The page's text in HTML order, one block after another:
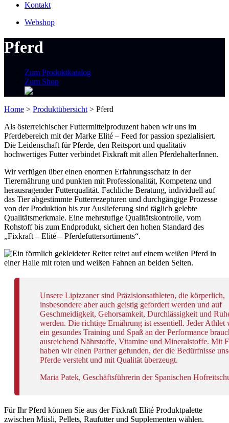
Kontakt
Webshop
Pferd
Zum Produktkatalog
Zum Shop
Home > Produktübersicht > Pferd
Als österreichischer Futtermittelproduzent haben wir uns im
Pferdebereich mit der Marke Elité – Feed for passion spezialisiert.
Die Leidenschaft für Pferde, den Reitsport und qualitativ
hochwertiges Futter verbindet Fixkraft mit allen PferdehalterInnen.
Wir verfügen über einen enormen Erfahrungsschatz in der
Tierernährung und punkten mit Professionalität, Kompetenz und
herausragender Futterqualität. Fachliche Beratung, individuell auf
das Tier abgestimmte Futterrezepturen und durchgängige Prozesse
von der Produktion bis zur Auslieferung sind täglich gelebte
Qualitätsmerkmale. Eine mehrstufige Qualitätskontrolle, vom
Rohstoff bis zum Endprodukt, sichert den hohen Standard des
„Fixkraft – Elité – Pferdefuttersortiments“.
Unsere Lipizzaner sind Präzisionsathleten, die körperlich,
insbesondere aber auch geistig gefordert werden und auf
Geschmeidigkeit, Gehorsamkeit, Durchlässigkeit und
werden. Die richtige Ernährung ist essentiell. Jeder Athlet
ein gesundes Training und Spaß an der Performance
ausreichend Nährstoffe, Vitamine und Mineralstoffe. Mit
haben wir einen Partner gefunden, der die Bedürfnisse
Pferde versteht und mit Qualität überzeugt.
Maria Patek, Geschäftsführerin der Spanischen
Für Ihr Pferd können Sie aus der Fixkraft Elité Produktpalette
zwischen Müsli, Pellets, Raufutter und Supplementen wählen.